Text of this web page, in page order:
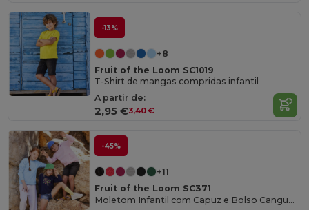
-13%
+8
Fruit of the Loom SC1019
T-Shirt de mangas compridas infantil
A partir de:
2,95 €3,40 €
-45%
+11
Fruit of the Loom SC371
Moletom Infantil com Capuz e Bolso Canguru